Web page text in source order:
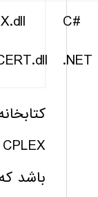
C#
.NET
باشد